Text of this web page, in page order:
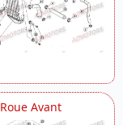
Roue Avant